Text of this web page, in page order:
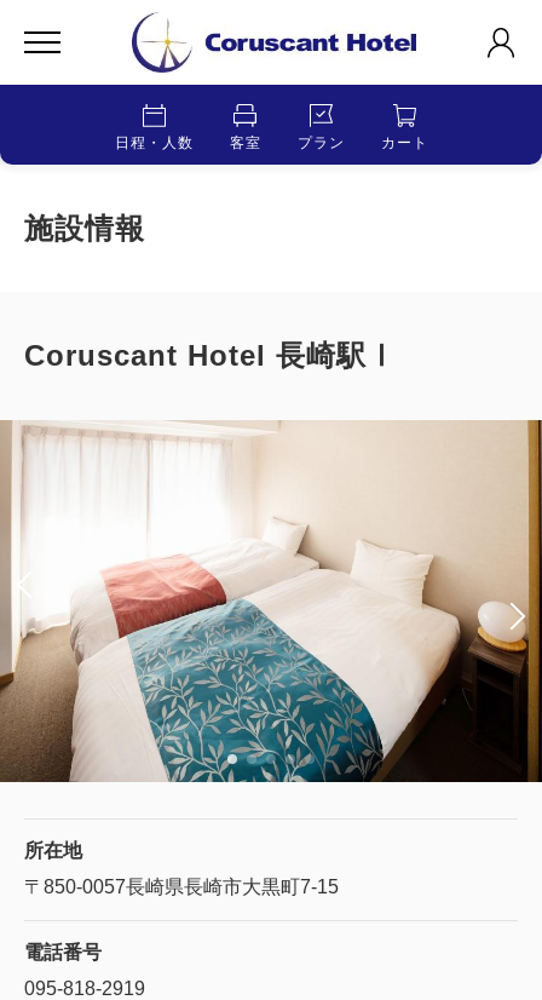
日程・人数 客室 プラン カート
施設情報
Coruscant Hotel 長崎駅Ⅰ
所在地
〒850-0057長崎県長崎市大黒町7-15
電話番号
095-818-2919